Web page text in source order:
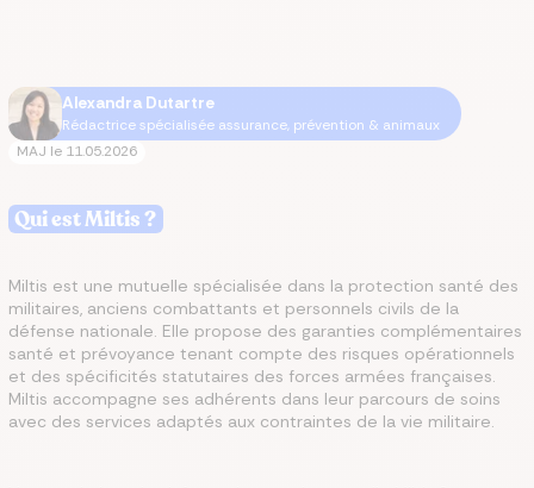
Alexandra Dutartre
Rédactrice spécialisée assurance, prévention & animaux
MAJ le 11.05.2026
Qui est Miltis ?
Miltis est une mutuelle spécialisée dans la protection santé des
militaires, anciens combattants et personnels civils de la
défense nationale. Elle propose des garanties complémentaires
santé et prévoyance tenant compte des risques opérationnels
et des spécificités statutaires des forces armées françaises.
Miltis accompagne ses adhérents dans leur parcours de soins
avec des services adaptés aux contraintes de la vie militaire.